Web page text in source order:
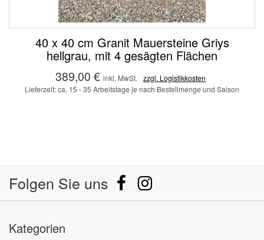
40 x 40 cm Granit Mauersteine Griys
hellgrau, mit 4 gesägten Flächen
389,00 € inkl. MwSt.
zzgl. Logistikkosten
Lieferzeit: ca. 15 - 35 Arbeitstage je nach Bestellmenge und Saison
Folgen Sie uns
Kategorien